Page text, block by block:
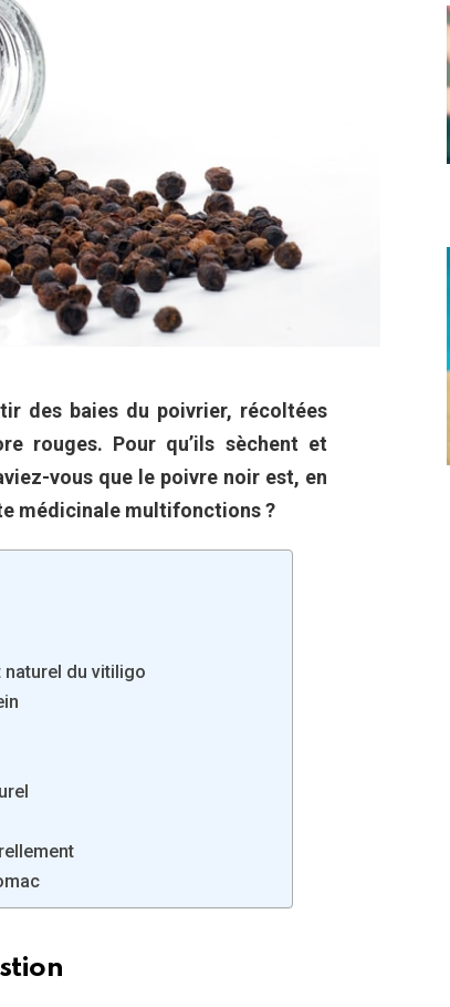
des baies du poivrier, récoltées
rouges. Pour qu’ils sèchent et
vous que le poivre noir est, en
médicinale multifonctions ?
du vitiligo